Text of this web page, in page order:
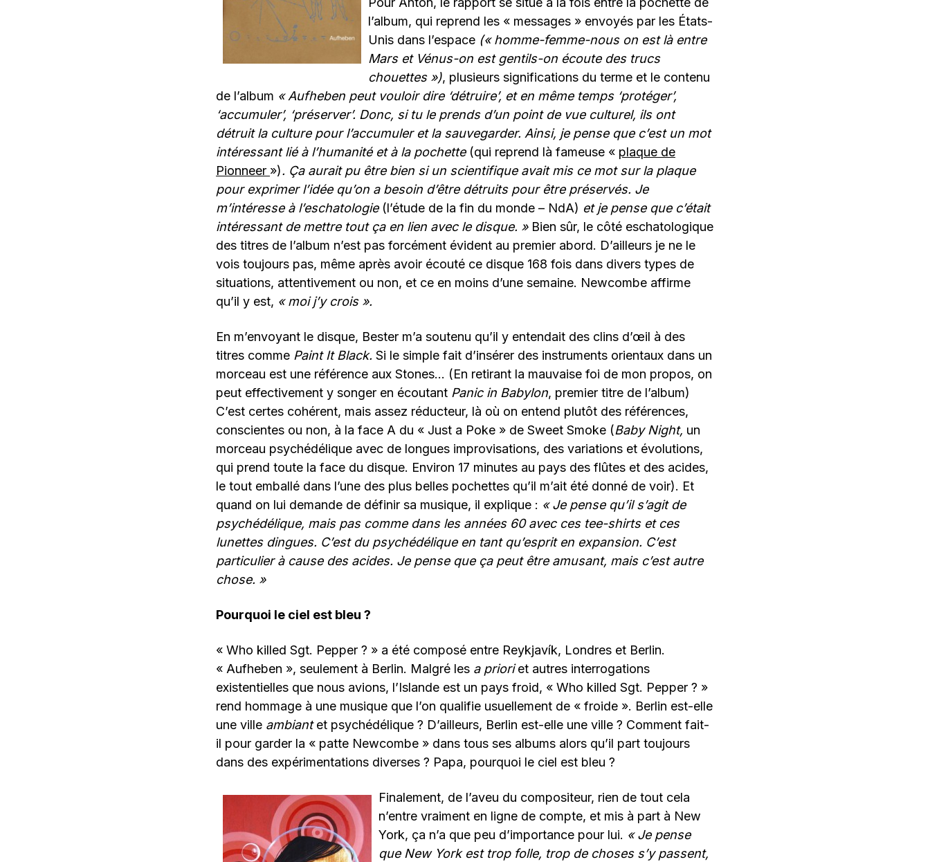
l’album, qui reprend les « messages » envoyés par les États-
Unis dans l’espace (« homme-femme-nous on est là entre
Mars et Vénus-on est gentils-on écoute des trucs
chouettes »), plusieurs significations du terme et le contenu
de l’album « Aufheben peut vouloir dire ‘détruire’, et en même temps ‘protéger’,
‘accumuler’, ‘préserver’. Donc, si tu le prends d’un point de vue culturel, ils ont
détruit la culture pour l’accumuler et la sauvegarder. Ainsi, je pense que c’est un mot
intéressant lié à l’humanité et à la pochette (qui reprend là fameuse « plaque de
Pionneer »). Ça aurait pu être bien si un scientifique avait mis ce mot sur la plaque
pour exprimer l’idée qu’on a besoin d’être détruits pour être préservés. Je
m’intéresse à l’eschatologie (l’étude de la fin du monde – NdA) et je pense que c’était
intéressant de mettre tout ça en lien avec le disque. » Bien sûr, le côté eschatologique
des titres de l’album n’est pas forcément évident au premier abord. D’ailleurs je ne le
vois toujours pas, même après avoir écouté ce disque 168 fois dans divers types de
situations, attentivement ou non, et ce en moins d’une semaine. Newcombe affirme
qu’il y est, « moi j’y crois ».
En m’envoyant le disque, Bester m’a soutenu qu’il y entendait des clins d’œil à des
titres comme Paint It Black. Si le simple fait d’insérer des instruments orientaux dans un
morceau est une référence aux Stones… (En retirant la mauvaise foi de mon propos, on
peut effectivement y songer en écoutant Panic in Babylon, premier titre de l’album)
C’est certes cohérent, mais assez réducteur, là où on entend plutôt des références,
conscientes ou non, à la face A du « Just a Poke » de Sweet Smoke (Baby Night, un
morceau psychédélique avec de longues improvisations, des variations et évolutions,
qui prend toute la face du disque. Environ 17 minutes au pays des flûtes et des acides,
le tout emballé dans l’une des plus belles pochettes qu’il m’ait été donné de voir). Et
quand on lui demande de définir sa musique, il explique : « Je pense qu’il s’agit de
psychédélique, mais pas comme dans les années 60 avec ces tee-shirts et ces
lunettes dingues. C’est du psychédélique en tant qu’esprit en expansion. C’est
particulier à cause des acides. Je pense que ça peut être amusant, mais c’est autre
chose. »
Pourquoi le ciel est bleu ?
« Who killed Sgt. Pepper ? » a été composé entre Reykjavík, Londres et Berlin.
« Aufheben », seulement à Berlin. Malgré les a prioriet autres interrogations
existentielles que nous avions, l’Islande est un pays froid, « Who killed Sgt. Pepper ? »
rend hommage à une musique que l’on qualifie usuellement de « froide ». Berlin est-elle
une ville ambiantet psychédélique ? D’ailleurs, Berlin est-elle une ville ? Comment fait-
il pour garder la « patte Newcombe » dans tous ses albums alors qu’il part toujours
dans des expérimentations diverses ? Papa, pourquoi le ciel est bleu ?
Finalement, de l’aveu du compositeur, rien de tout cela
n’entre vraiment en ligne de compte, et mis à part à New
York, ça n’a que peu d’importance pour lui. « Je pense
que New York est trop folle, trop de choses s’y passent,